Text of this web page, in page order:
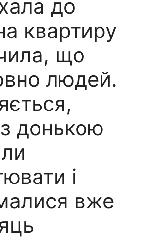
до
квартиру
що
людей.
донькою
і
вже